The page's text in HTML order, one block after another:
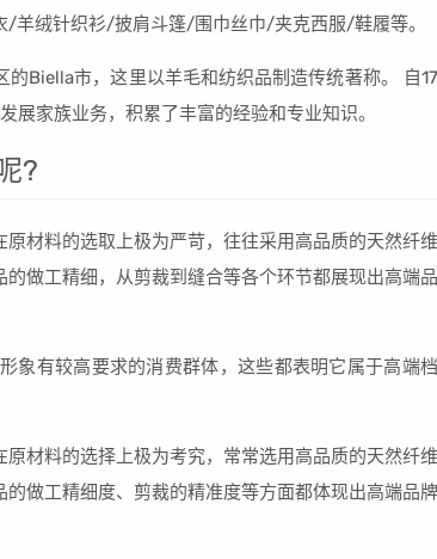
羊绒针织衫/披肩斗篷/围巾丝巾/夹克西服/鞋履等。
Biella市，这里以羊毛和纺织品制造传统著称。 自17
家族业务，积累了丰富的经验和专业知识。
?
材料的选取上极为严苛，往往采用高品质的天然纤维
做工精细，从剪裁到缝合等各个环节都展现出高端品
象有较高要求的消费群体，这些都表明它属于高端档
材料的选择上极为考究，常常选用高品质的天然纤维
做工精细度、剪裁的精准度等方面都体现出高端品牌